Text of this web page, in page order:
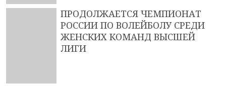
ПРОДОЛЖАЕТСЯ ЧЕМПИОНАТ
РОССИИ ПО ВОЛЕЙБОЛУ СРЕДИ
ЖЕНСКИХ КОМАНД ВЫСШЕЙ
ЛИГИ